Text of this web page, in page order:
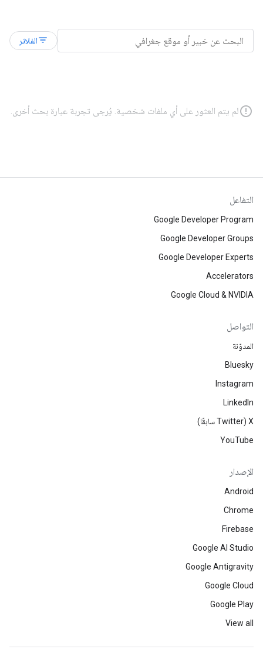
filter_listالفلاتر
error_outlineلم يتم العثور على أي ملفات شخصية. يُرجى تجربة عبارة بحث أخرى.
التفاعل
Google Developer Program
Google Developer Groups
Google Developer Experts
Accelerators
Google Cloud & NVIDIA
التواصل
المدوّنة
Bluesky
Instagram
LinkedIn
‫X ‏(Twitter سابقًا)
YouTube
الإصدار
Android
Chrome
Firebase
Google AI Studio
Google Antigravity
Google Cloud
Google Play
View all